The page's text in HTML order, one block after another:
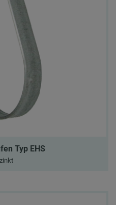
Typ EHS